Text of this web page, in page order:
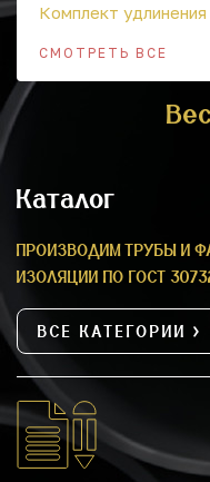
Комплект удлинения
СМОТРЕТЬ ВСЕ
Каталог
ПРОИЗВОДИМ ТРУБЫ И
ИЗОЛЯЦИИ ПО ГОСТ
ВСЕ КАТЕГОРИИ